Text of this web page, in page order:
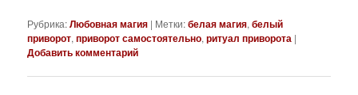
Рубрика:Любовная магия | Метки:белая магия,белый
приворот,приворот самостоятельно,ритуал приворота |
Добавить комментарий